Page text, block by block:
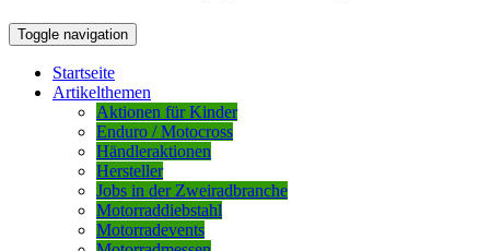
Toggle navigation
Startseite
Artikelthemen
Aktionen für Kinder
Enduro / Motocross
Händleraktionen
Hersteller
Jobs in der Zweiradbranche
Motorraddiebstahl
Motorradevents